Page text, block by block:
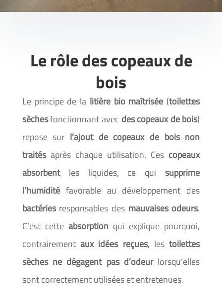
Le rôle des copeaux de
bois
Le principe de la litière bio maîtrisée (toilettes
sèchesfonctionnant avec des copeaux de bois)
repose sur l’ajout de copeaux de bois non
traitésaprès chaque utilisation. Ces copeaux
absorbentles liquides, ce qui supprime
l’humiditéfavorable au développement des
bactériesresponsables des mauvaises odeurs.
C’est cette absorptionqui explique pourquoi,
contrairementaux idées reçues, lestoilettes
sèches ne dégagent pas d’odeurlorsqu’elles
sont correctement utilisées et entretenues.